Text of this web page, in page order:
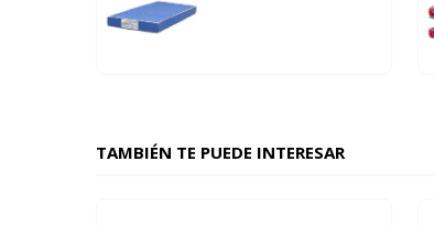
TAMBIÉN TE PUEDE INTERESAR